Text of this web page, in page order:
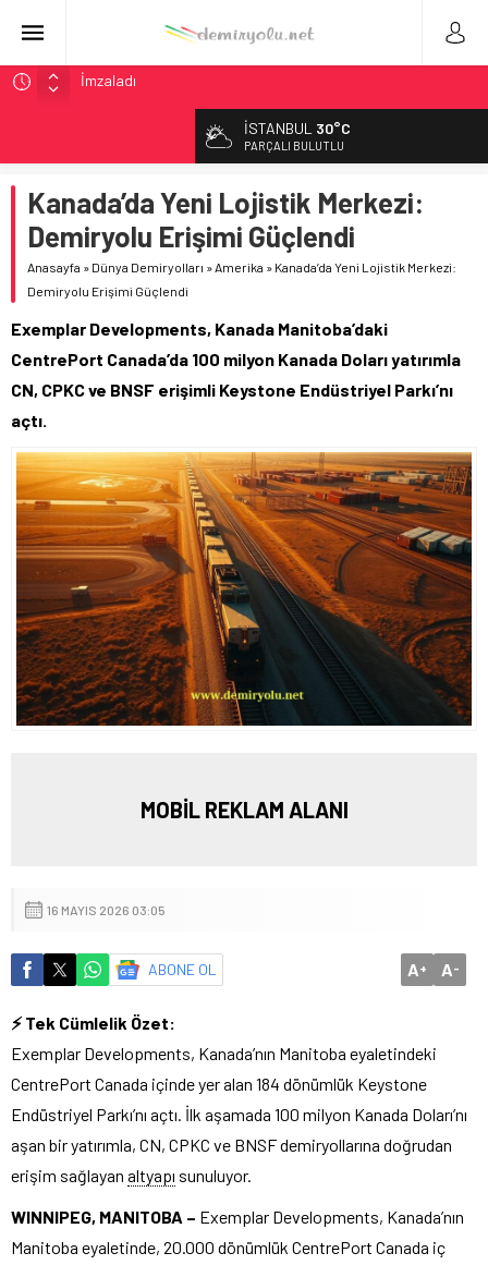
Fortescue ile Knorr-Bremse’den 99 Milyon Euro’luk
Stadler, Austin’e 21 CITYLINK Hafif Raylı Aracı Tedarik
9,9 Milyar Dolarlık Mor Hat’ta Tel Testleri Başladı
Utah’ta 31 Milyon Dolarlık Proje Trafik Çilesini Bitiriyor
CRRC, Salvador Metrosu İçin 83,9 Milyon Euro’luk Anlaşma
İmzaladı
İSTANBUL 30°C
PARÇALI BULUTLU
Kanada’da Yeni Lojistik Merkezi:
Demiryolu Erişimi Güçlendi
Anasayfa » Dünya Demiryolları »Amerika » Kanada’da Yeni Lojistik Merkezi:
Demiryolu Erişimi Güçlendi
Exemplar Developments, Kanada Manitoba’daki
CentrePort Canada’da 100 milyon Kanada Doları yatırımla
CN, CPKC ve BNSF erişimli Keystone Endüstriyel Parkı’nı
açtı.
MOBİL REKLAM ALANI
16 MAYIS 2026 03:05
ABONE OL A+ A-
⚡ Tek Cümlelik Özet:
Exemplar Developments, Kanada’nın Manitoba eyaletindeki
CentrePort Canada içinde yer alan 184 dönümlük Keystone
Endüstriyel Parkı’nı açtı. İlk aşamada 100 milyon Kanada Doları’nı
aşan bir yatırımla, CN, CPKC ve BNSF demiryollarına doğrudan
erişim sağlayan altyapı sunuluyor.
WINNIPEG, MANITOBA – Exemplar Developments, Kanada’nın
Manitoba eyaletinde, 20.000 dönümlük CentrePort Canada iç